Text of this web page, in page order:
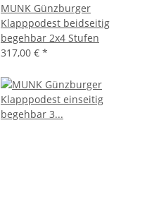
MUNK Günzburger
Klapppodest beidseitig
begehbar 2x4 Stufen
317,00 € *